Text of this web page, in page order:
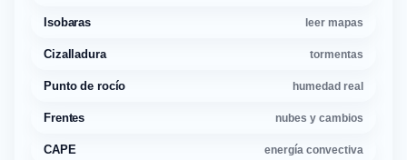
Isobaras leer mapas
Cizalladura tormentas
Punto de rocío humedad real
Frentes nubes y cambios
CAPE energía convectiva